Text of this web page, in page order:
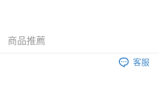
。確認發貨後2-5個工作天到店，3天內
商品推薦
客服